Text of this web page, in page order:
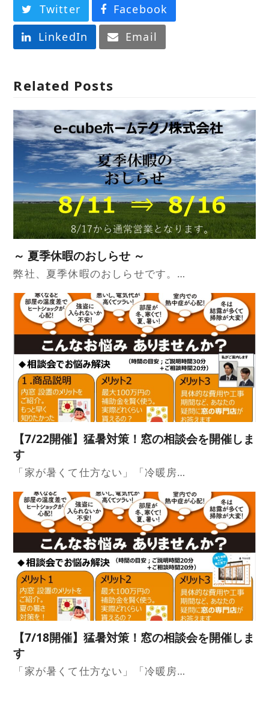
Twitter
Facebook
LinkedIn
Email
Related Posts
～ 夏季休暇のおしらせ ～
弊社、夏季休暇のおしらせです。…
【7/22開催】猛暑対策！窓の相談会を開催しま
す
「家が暑くて仕方ない」「冷暖房…
【7/18開催】猛暑対策！窓の相談会を開催しま
す
「家が暑くて仕方ない」「冷暖房…